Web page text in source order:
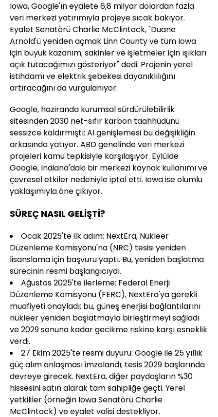
Iowa, Google'ın eyalete 6,8 milyar dolardan fazla
veri merkezi yatırımıyla projeye sıcak bakıyor.
Eyalet Senatörü Charlie McClintock, "Duane
Arnold'ü yeniden açmak Linn County ve tüm Iowa
için büyük kazanım; sakinler ve işletmeler için ışıkları
açık tutacağımızı gösteriyor" dedi. Projenin yerel
istihdamı ve elektrik şebekesi dayanıklılığını
artıracağını da vurgulanıyor.
Google, haziranda kurumsal sürdürülebilirlik
sitesinden 2030 net-sıfır karbon taahhüdünü
sessizce kaldırmıştı; AI genişlemesi bu değişikliğin
arkasında yatıyor. ABD genelinde veri merkezi
projeleri kamu tepkisiyle karşılaşıyor. Eylülde
Google, Indiana'daki bir merkezi kaynak kullanımı ve
çevresel etkiler nedeniyle iptal etti. Iowa ise olumlu
yaklaşımıyla öne çıkıyor.
SÜREÇ NASIL GELİŞTİ?
Ocak 2025'te ilk adım: NextEra, Nükleer
Düzenleme Komisyonu'na (NRC) tesisi yeniden
lisanslama için başvuru yaptı. Bu, yeniden başlatma
sürecinin resmi başlangıcıydı.
Ağustos 2025'te ilerleme: Federal Enerji
Düzenleme Komisyonu (FERC), NextEra'ya gerekli
muafiyeti onayladı; bu, güneş enerjisi bağlantılarını
nükleer yeniden başlatmayla birleştirmeyi sağladı
ve 2029 sonuna kadar gecikme riskine karşı esneklik
verdi.
27 Ekim 2025'te resmi duyuru: Google ile 25 yıllık
güç alım anlaşması imzalandı; tesis 2029 başlarında
devreye girecek. NextEra, diğer paydaşların %30
hissesini satın alarak tam sahipliğe geçti. Yerel
yetkililer (örneğin Iowa Senatörü Charlie
McClintock) ve eyalet valisi destekliyor.